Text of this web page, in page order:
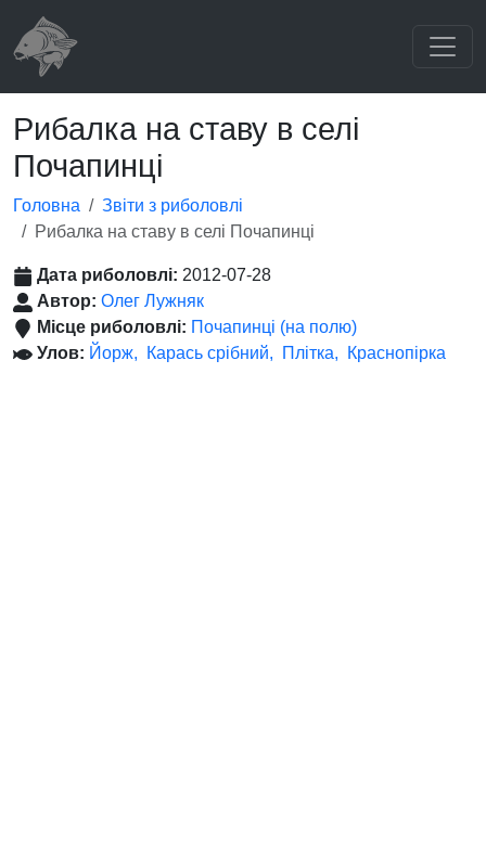
Рибалка на ставу в селі
Почапинці
Головна
Звіти з риболовлі
Рибалка на ставу в селі Почапинці
Дата риболовлі: 2012-07-28
Автор: Олег Лужняк
Місце риболовлі: Почапинці (на полю)
Улов: Йорж Карась срібний Плітка Краснопірка